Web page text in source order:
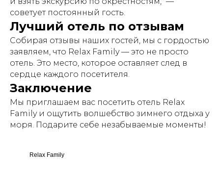
советует постоянный гость.
Лучший отель по отзывам
Собирая отзывы наших гостей, мы с гордостью
заявляем, что Relax Family — это не просто
отель. Это место, которое оставляет след в
сердце каждого посетителя.
Заключение
Мы приглашаем вас посетить отель Relax
Family и ощутить волшебство зимнего отдыха у
моря. Подарите себе незабываемые моменты!
Relax Family